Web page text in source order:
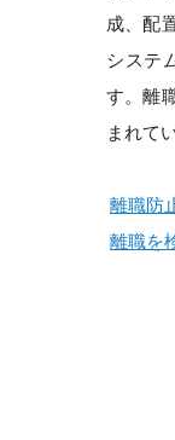
成、配
システ
す。離
まれて
離職防
離職を